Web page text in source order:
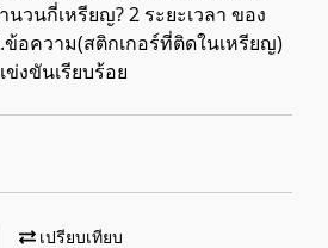
วนกี่เหรียญ? 2 ระยะเวลา ของ
ข้อความ(สติกเกอร์ที่ติดในเหรียญ)
งขันเรียบร้อย
เปรียบเทียบ